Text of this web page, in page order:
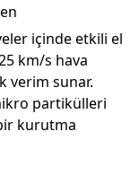
içinde etkili el
km/s hava
verim sunar.
partikülleri
kurutma